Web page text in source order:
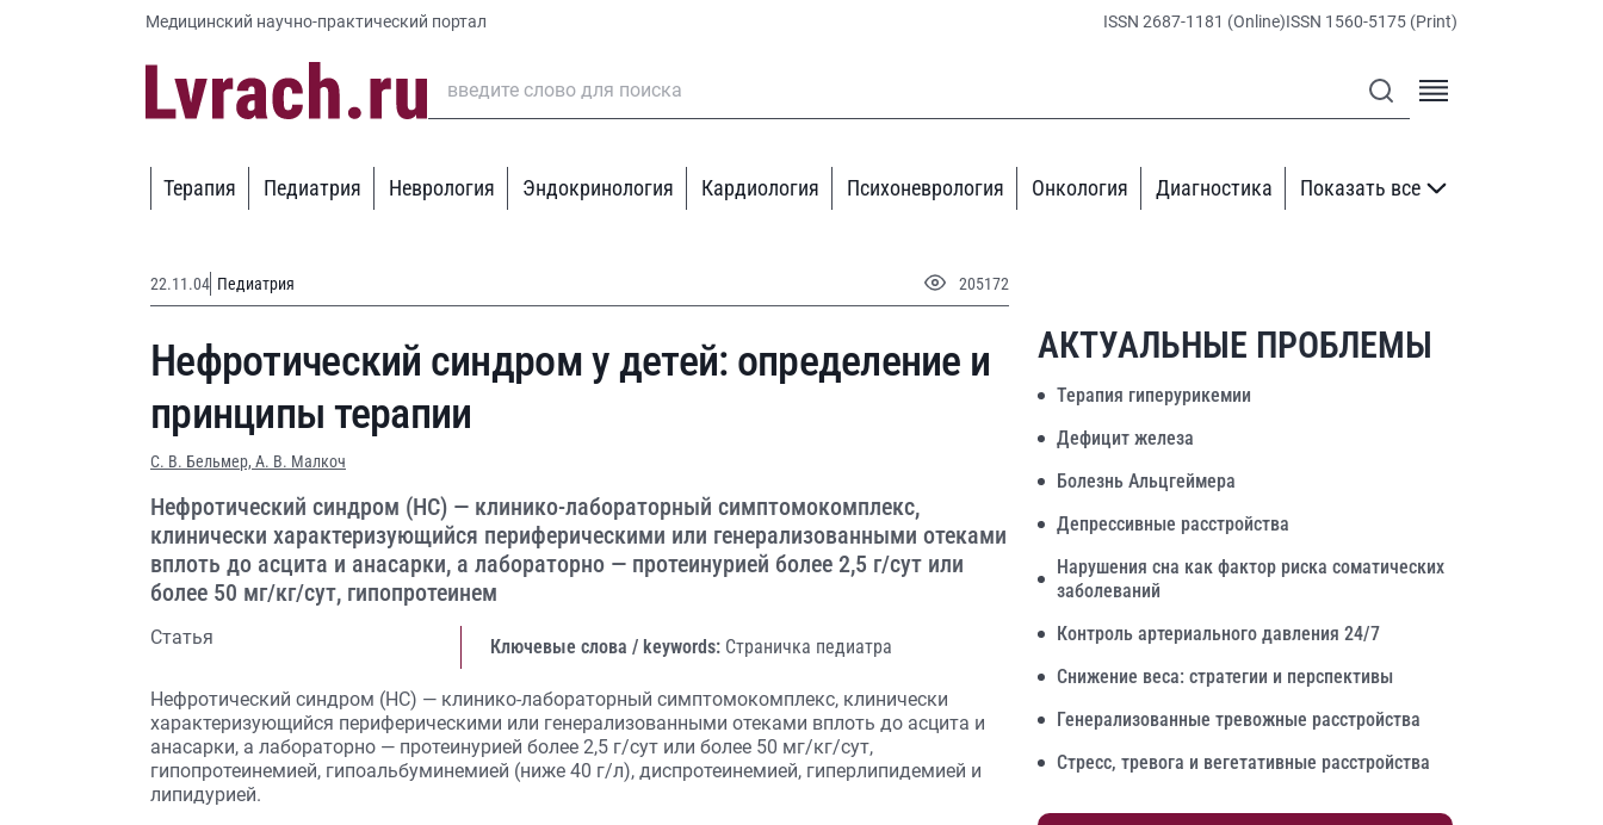
Медицинский научно-практический портал ISSN 2687-1181 (Online)ISSN 1560-5175 (Print)
Терапия Педиатрия Неврология Эндокринология Кардиология Психоневрология Онкология Диагностика Показать все
22.11.04 Педиатрия 205172
Нефротический синдром у детей: определение и
принципы терапии
С. В. Бельмер, А. В. Малкоч
Нефротический синдром (НС) — клинико-лабораторный симптомокомплекс,
клинически характеризующийся периферическими или генерализованными отеками
вплоть до асцита и анасарки, а лабораторно — протеинурией более 2,5 г/сут или
более 50 мг/кг/сут, гипопротеинем
Статья Ключевые слова / keywords: Страничка педиатра
Нефротический синдром (НС) — клинико-лабораторный симптомокомплекс, клинически
характеризующийся периферическими или генерализованными отеками вплоть до асцита и
анасарки, а лабораторно — протеинурией более 2,5 г/сут или более 50 мг/кг/сут,
гипопротеинемией, гипоальбуминемией (ниже 40 г/л), диспротеинемией, гиперлипидемией и
липидурией.
АКТУАЛЬНЫЕ ПРОБЛЕМЫ
Терапия гиперурикемии
Дефицит железа
Болезнь Альцгеймера
Депрессивные расстройства
Нарушения сна как фактор риска соматических
заболеваний
Контроль артериального давления 24/7
Снижение веса: стратегии и перспективы
Генерализованные тревожные расстройства
Стресс, тревога и вегетативные расстройства